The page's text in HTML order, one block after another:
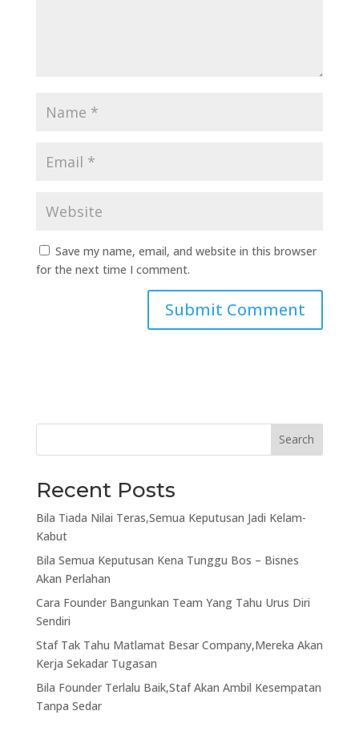
Save my name, email, and website in this browser
for the next time I comment.
Search
Recent Posts
Bila Tiada Nilai Teras,Semua Keputusan Jadi Kelam-
Kabut
Bila Semua Keputusan Kena Tunggu Bos – Bisnes
Akan Perlahan
Cara Founder Bangunkan Team Yang Tahu Urus Diri
Sendiri
Staf Tak Tahu Matlamat Besar Company,Mereka Akan
Kerja Sekadar Tugasan
Bila Founder Terlalu Baik,Staf Akan Ambil Kesempatan
Tanpa Sedar